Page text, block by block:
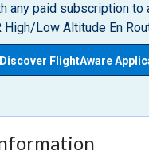
any paid subscription to
High/Low Altitude En
Discover FlightAware